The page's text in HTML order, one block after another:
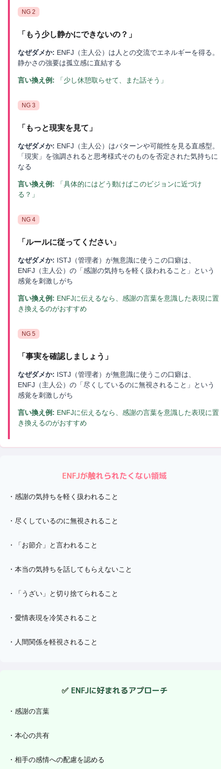
NG 2
「 もう少し静かにできないの？ 」
なぜダメか: ENFJ（主人公）は人との交流でエネルギーを得る。
静かさの強要は孤立感に直結する
言い換え例: 「少し休憩取らせて、また話そう」
NG 3
「 もっと現実を見て 」
なぜダメか: ENFJ（主人公）はパターンや可能性を見る直感型。
「現実」を強調されると思考様式そのものを否定された気持ちに
なる
言い換え例:
「具体的にはどう動けばこのビジョンに近づけ
る？」
NG 4
「 ルールに従ってください 」
なぜダメか: ISTJ（管理者）が無意識に使うこの口癖は、
ENFJ（主人公）の「感謝の気持ちを軽く扱われること」という
感覚を刺激しがち
言い換え例: ENFJに伝えるなら、感謝の言葉を意識した表現に置
き換えるのがおすすめ
NG 5
「 事実を確認しましょう 」
なぜダメか: ISTJ（管理者）が無意識に使うこの口癖は、
ENFJ（主人公）の「尽くしているのに無視されること」という
感覚を刺激しがち
言い換え例: ENFJに伝えるなら、感謝の言葉を意識した表現に置
き換えるのがおすすめ
ENFJが触れられたくない領域
・ 感謝の気持ちを軽く扱われること
・ 尽くしているのに無視されること
・ 「お節介」と言われること
・ 本当の気持ちを話してもらえないこと
・ 「うざい」と切り捨てられること
・ 愛情表現を冷笑されること
・ 人間関係を軽視されること
✅ ENFJに好まれるアプローチ
・ 感謝の言葉
・ 本心の共有
・ 相手の感情への配慮を認める